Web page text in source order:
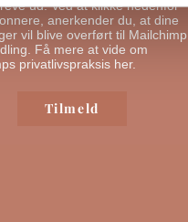
ud. Ved at klikke nedenfor
anerkender du, at dine
vil blive overført til Mailchimp
Få mere at vide om
privatlivspraksis her.